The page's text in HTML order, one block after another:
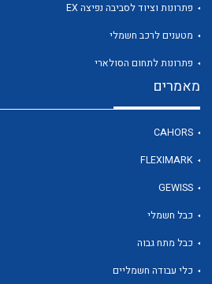
פתרונות וציוד לסביבה נפיצה EX
מטענים לרכב חשמלי
פתרונות לתחום הסולארי
מאמרים
CAHORS
FLEXIMARK
GEWISS
כבל חשמלי
כבל מתח גבוה
כלי עבודה חשמליים